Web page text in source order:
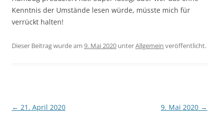
Kenntnis der Umstände lesen würde, müsste mich für
verrückt halten!
Dieser Beitrag wurde am 9. Mai 2020 unterAllgemein veröffentlicht.
Beitragsnavigation
← 21. April 2020 9. Mai 2020 →